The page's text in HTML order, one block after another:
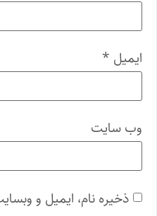
ایمیل *
وب‌ سایت
ذخیره نام، ایمیل و